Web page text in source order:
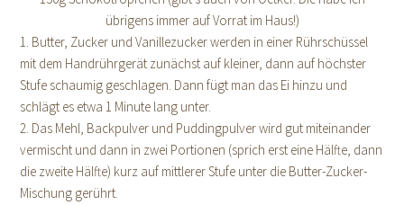
übrigens immer auf Vorrat im Haus!)
1. Butter, Zucker und Vanillezucker werden in einer Rührschüssel
mit dem Handrührgerät zunächst auf kleiner, dann auf höchster
Stufe schaumig geschlagen. Dann fügt man das Ei hinzu und
schlägt es etwa 1 Minute lang unter.
2. Das Mehl, Backpulver und Puddingpulver wird gut miteinander
vermischt und dann in zwei Portionen (sprich erst eine Hälfte, dann
die zweite Hälfte) kurz auf mittlerer Stufe unter die Butter-Zucker-
Mischung gerührt.